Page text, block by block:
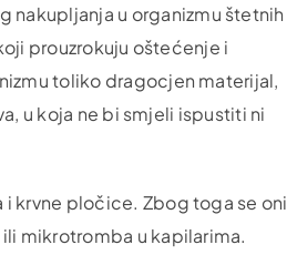
nakupljanja u organizmu štetnih
prouzrokuju oštećenje i
toliko dragocjen materijal,
u koja ne bi smjeli ispustiti ni
i krvne pločice. Zbog toga se oni
mikrotromba u kapilarima.